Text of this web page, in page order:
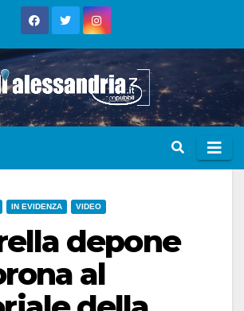
IN EVIDENZA VIDEO
depone
al